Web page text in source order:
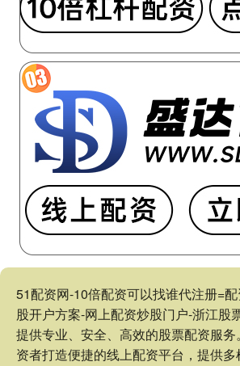
51配资网-10倍配资可以找谁代注册=
股开户方案-网上配资炒股门户-浙江股
提供专业、安全、高效的股票配资服
资者打造便捷的线上配资平台，提供多